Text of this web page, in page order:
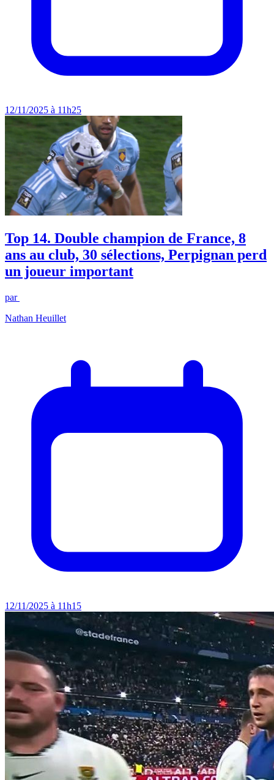
12/11/2025 à 11h25
Top 14. Double champion de France, 8
ans au club, 30 sélections, Perpignan perd
un joueur important
par
Nathan Heuillet
12/11/2025 à 11h15